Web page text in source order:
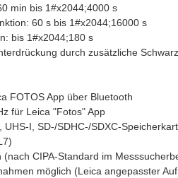
min bis 1#x2044;4000 s
60 s bis 1#x2044;16000 s
bis 1#x2044;180 s
durch zusätzliche
FOTOS App über Bluetooth
für Leica "Fotos" App
UHS-I, SD-/SDHC-/SDXC-
(nach CIPA-Standard im
möglich (Leica angepasster